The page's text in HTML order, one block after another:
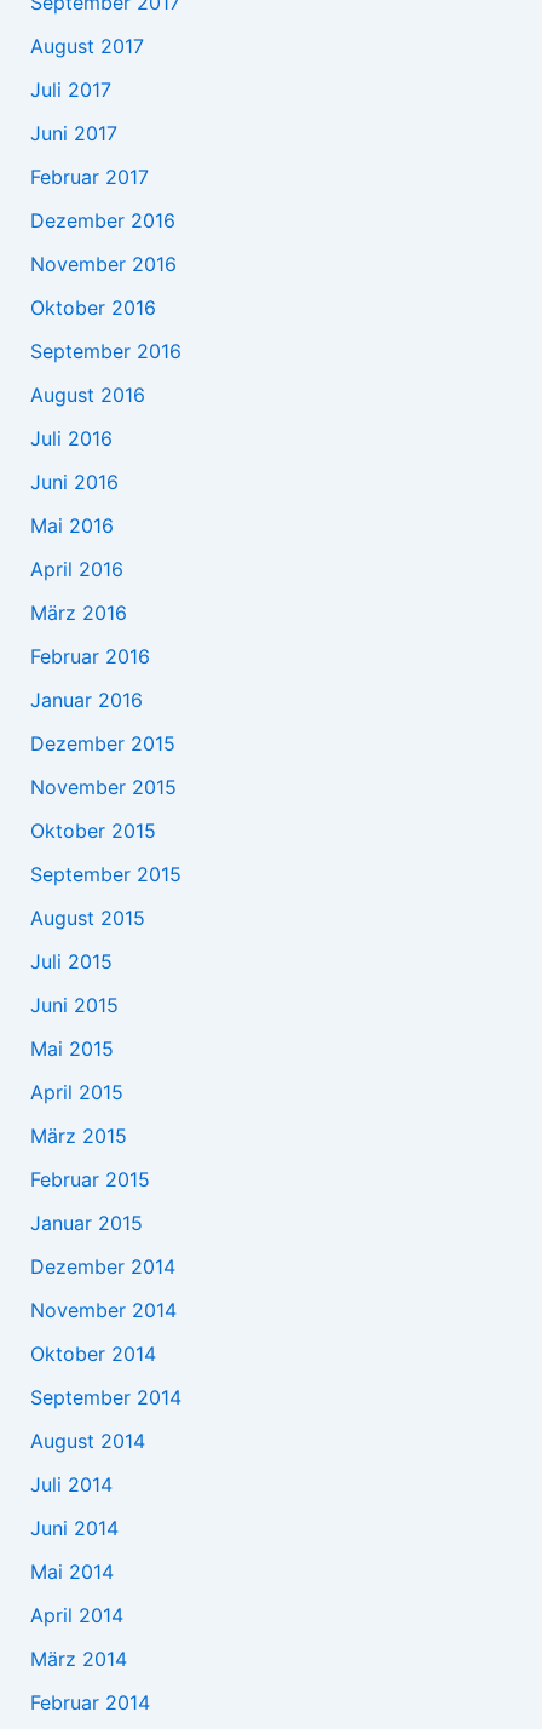
August 2017
Juli 2017
Juni 2017
Februar 2017
Dezember 2016
November 2016
Oktober 2016
September 2016
August 2016
Juli 2016
Juni 2016
Mai 2016
April 2016
März 2016
Februar 2016
Januar 2016
Dezember 2015
November 2015
Oktober 2015
September 2015
August 2015
Juli 2015
Juni 2015
Mai 2015
April 2015
März 2015
Februar 2015
Januar 2015
Dezember 2014
November 2014
Oktober 2014
September 2014
August 2014
Juli 2014
Juni 2014
Mai 2014
April 2014
März 2014
Februar 2014